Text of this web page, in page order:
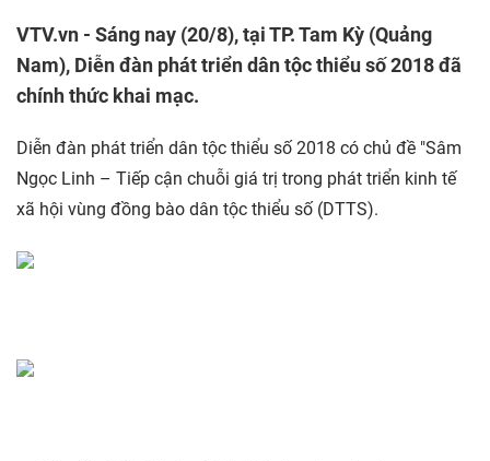
VTV.vn - Sáng nay (20/8), tại TP. Tam Kỳ (Quảng
Nam), Diễn đàn phát triển dân tộc thiểu số 2018 đã
chính thức khai mạc.
Diễn đàn phát triển dân tộc thiểu số 2018 có chủ đề "Sâm
Ngọc Linh – Tiếp cận chuỗi giá trị trong phát triển kinh tế
xã hội vùng đồng bào dân tộc thiểu số (DTTS).